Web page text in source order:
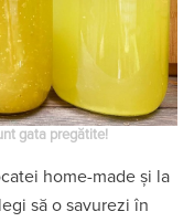
gata pregătite!
home-made și la
să o savurezi în